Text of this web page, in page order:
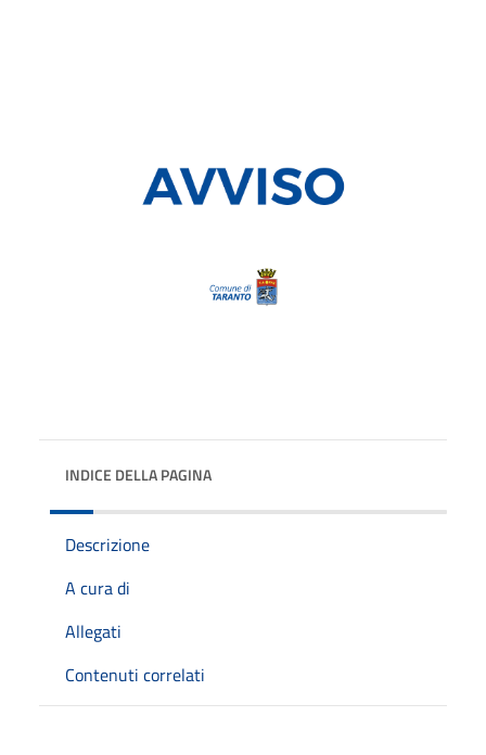
INDICE DELLA PAGINA
Descrizione
A cura di
Allegati
Contenuti correlati